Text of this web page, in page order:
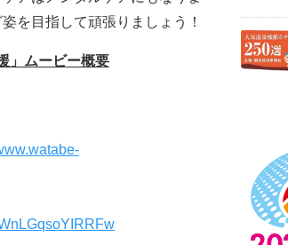
を目指して頑張りましょう！
」ムービー概要